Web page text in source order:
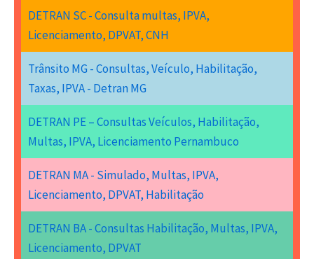
DETRAN SC - Consulta multas, IPVA,
Licenciamento, DPVAT, CNH
Trânsito MG - Consultas, Veículo, Habilitação,
Taxas, IPVA - Detran MG
DETRAN PE – Consultas Veículos, Habilitação,
Multas, IPVA, Licenciamento Pernambuco
DETRAN MA - Simulado, Multas, IPVA,
Licenciamento, DPVAT, Habilitação
DETRAN BA - Consultas Habilitação, Multas, IPVA,
Licenciamento, DPVAT